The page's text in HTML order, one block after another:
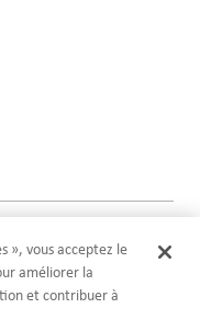
», vous acceptez le
améliorer la
et contribuer à